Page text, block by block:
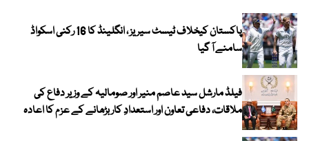
پاکستان کیخلاف ٹیسٹ سیریز ، انگلینڈ کا 16 رکنی اسکواڈ
سامنے آ گیا
فیلڈ مارشل سید عاصم منیر اور صومالیہ کے وزیر دفاع کی
ملاقات، دفاعی تعاون اور استعدادِ کار بڑھانے کے عزم کا اعادہ